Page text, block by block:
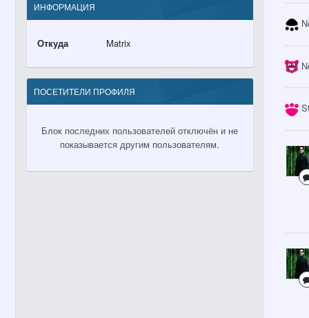
ИНФОРМАЦИЯ
Откуда Matrix
ПОСЕТИТЕЛИ ПРОФИЛЯ
Блок последних пользователей отключён и не
показывается другим пользователям.